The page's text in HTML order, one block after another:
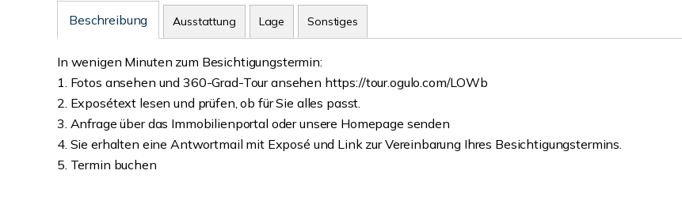
Beschreibung Ausstattung Lage Sonstiges
In wenigen Minuten zum Besichtigungstermin:
1. Fotos ansehen und 360-Grad-Tour ansehen https://tour.ogulo.com/LOWb
2. Exposétext lesen und prüfen, ob für Sie alles passt.
3. Anfrage über das Immobilienportal oder unsere Homepage senden
4. Sie erhalten eine Antwortmail mit Exposé und Link zur Vereinbarung Ihres Besichtigungstermins.
5. Termin buchen